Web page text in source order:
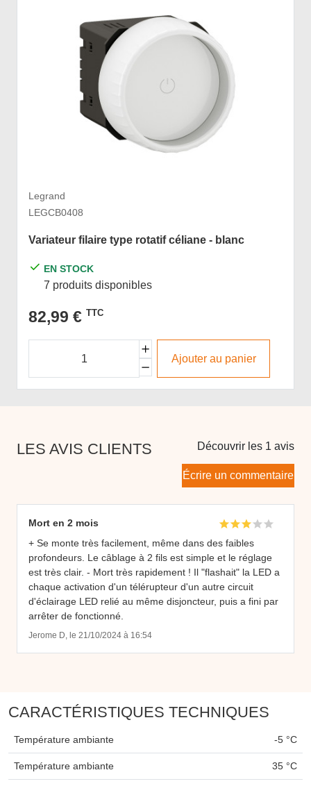
Legrand
LEGCB0408
Variateur filaire type rotatif céliane - blanc
EN STOCK
7 produits disponibles
82,99 € TTC
Ajouter au panier
LES AVIS CLIENTS Découvrir les 1 avis
Écrire un commentaire
Mort en 2 mois
+ Se monte très facilement, même dans des faibles
profondeurs. Le câblage à 2 fils est simple et le réglage
est très clair. - Mort très rapidement ! Il "flashait" la LED a
chaque activation d'un télérupteur d'un autre circuit
d'éclairage LED relié au même disjoncteur, puis a fini par
arrêter de fonctionné.
Jerome D, le 21/10/2024 à 16:54
CARACTÉRISTIQUES TECHNIQUES
Température ambiante -5 °C
Température ambiante 35 °C